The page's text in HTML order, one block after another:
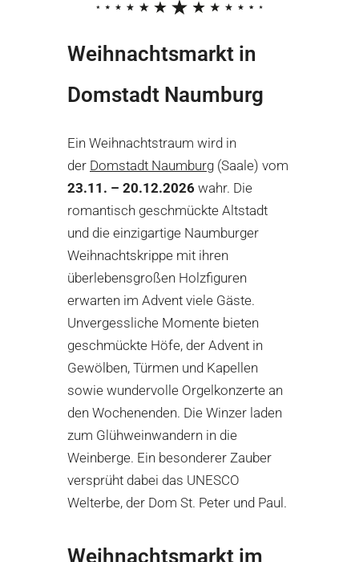
Weihnachtsmarkt in
Domstadt Naumburg
Ein Weihnachtstraum wird in
der Domstadt Naumburg (Saale) vom
23.11. – 20.12.2026 wahr. Die
romantisch geschmückte Altstadt
und die einzigartige Naumburger
Weihnachtskrippe mit ihren
überlebensgroßen Holzfiguren
erwarten im Advent viele Gäste.
Unvergessliche Momente bieten
geschmückte Höfe, der Advent in
Gewölben, Türmen und Kapellen
sowie wundervolle Orgelkonzerte an
den Wochenenden. Die Winzer laden
zum Glühweinwandern in die
Weinberge. Ein besonderer Zauber
versprüht dabei das UNESCO
Welterbe, der Dom St. Peter und Paul.
Weihnachtsmarkt im